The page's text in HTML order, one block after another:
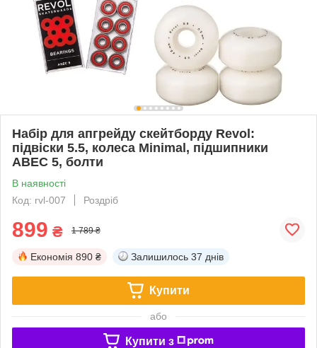
Набір для апгрейду скейтборду Revol:
підвіски 5.5, колеса Minimal, підшипники
ABEC 5, болти
В наявності
Код: rvl-007
Роздріб
899 ₴ 1 789 ₴
Економія 890 ₴ Залишилось 37 днів
Купити
або
Купити з